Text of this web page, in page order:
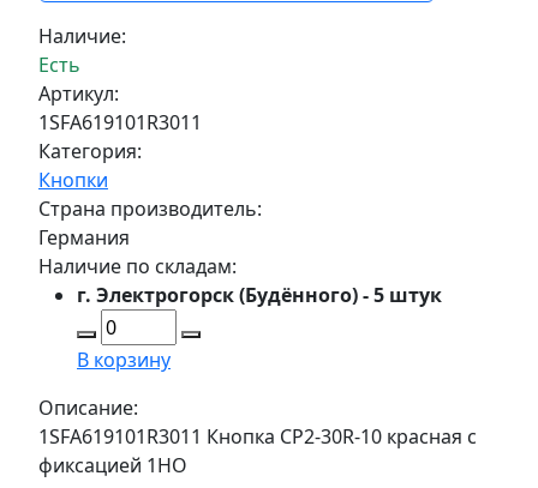
Наличие:
Есть
Артикул:
1SFA619101R3011
Категория:
Кнопки
Страна производитель:
Германия
Наличие по складам:
г. Электрогорск (Будённого) - 5 штук
В корзину
Описание:
1SFA619101R3011 Кнопка CP2-30R-10 красная с
фиксацией 1HO